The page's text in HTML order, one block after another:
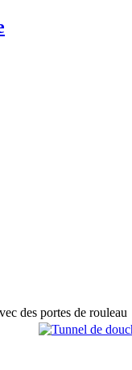
des portes de rouleau